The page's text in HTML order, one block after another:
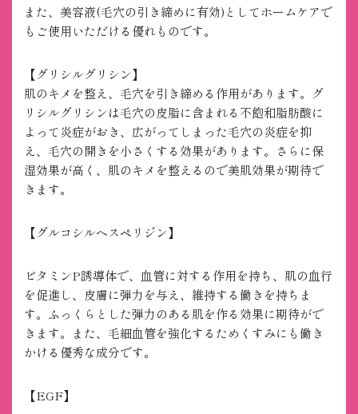
また、美容液(毛穴の引き締めに有効)としてホームケアで
もご使用いただける優れものです。
【グリシルグリシン】
肌のキメを整え、毛穴を引き締める作用があります。グ
リシルグリシンは毛穴の皮脂に含まれる不飽和脂肪酸に
よって炎症がおき、広がってしまった毛穴の炎症を抑
え、毛穴の開きを小さくする効果があります。さらに保
湿効果が高く、肌のキメを整えるので美肌効果が期待で
きます。
【グルコシルヘスペリジン】
ビタミンP誘導体で、血管に対する作用を持ち、肌の血行
を促進し、皮膚に弾力を与え、維持する働きを持ちま
す。ふっくらとした弾力のある肌を作る効果に期待がで
きます。また、毛細血管を強化するためくすみにも働き
かける優秀な成分です。
【EGF】